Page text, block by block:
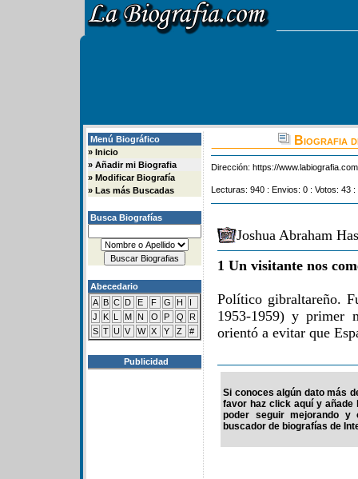
Menú Biográfico
» Inicio
» Añadir mi Biografia
» Modificar Biografía
» Las más Buscadas
Busca Biografías
Abecedario
A B C D E F G H
I
J
K L M N O P Q
R
S T U V W X Y Z #
Publicidad
Biografia
Dirección: https://
Lecturas: 940 : Envios: 0 : Votos: 43
Joshua Abraham
1 Un visitante nos
Político gibraltareño.
1953-1959) y primer
orientó a evitar que
Si conoces algún dato más
favor haz click aquí y
poder seguir mejorando y
buscador de biografías de